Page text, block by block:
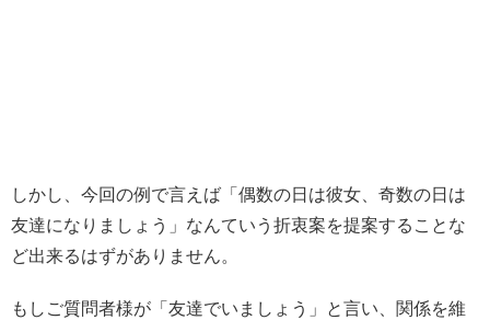
しかし、今回の例で言えば「偶数の日は彼女、奇数の日は
友達になりましょう」なんていう折衷案を提案することな
ど出来るはずがありません。
もしご質問者様が「友達でいましょう」と言い、関係を維